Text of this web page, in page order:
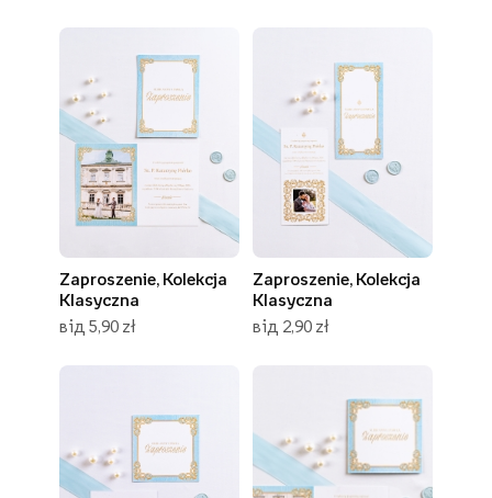
Zaproszenie, Kolekcja
Klasyczna
від 5,90 zł
Zaproszenie, Kolekcja
Klasyczna
від 2,90 zł